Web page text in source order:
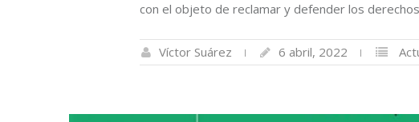
con el objeto de reclamar y defender los
Víctor Suárez 6 abril, 2022